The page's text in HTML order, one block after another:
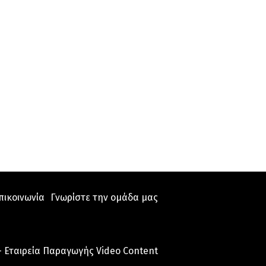
Γνωρίστε την ομάδα μας
Εταιρεία Παραγωγής Video Content